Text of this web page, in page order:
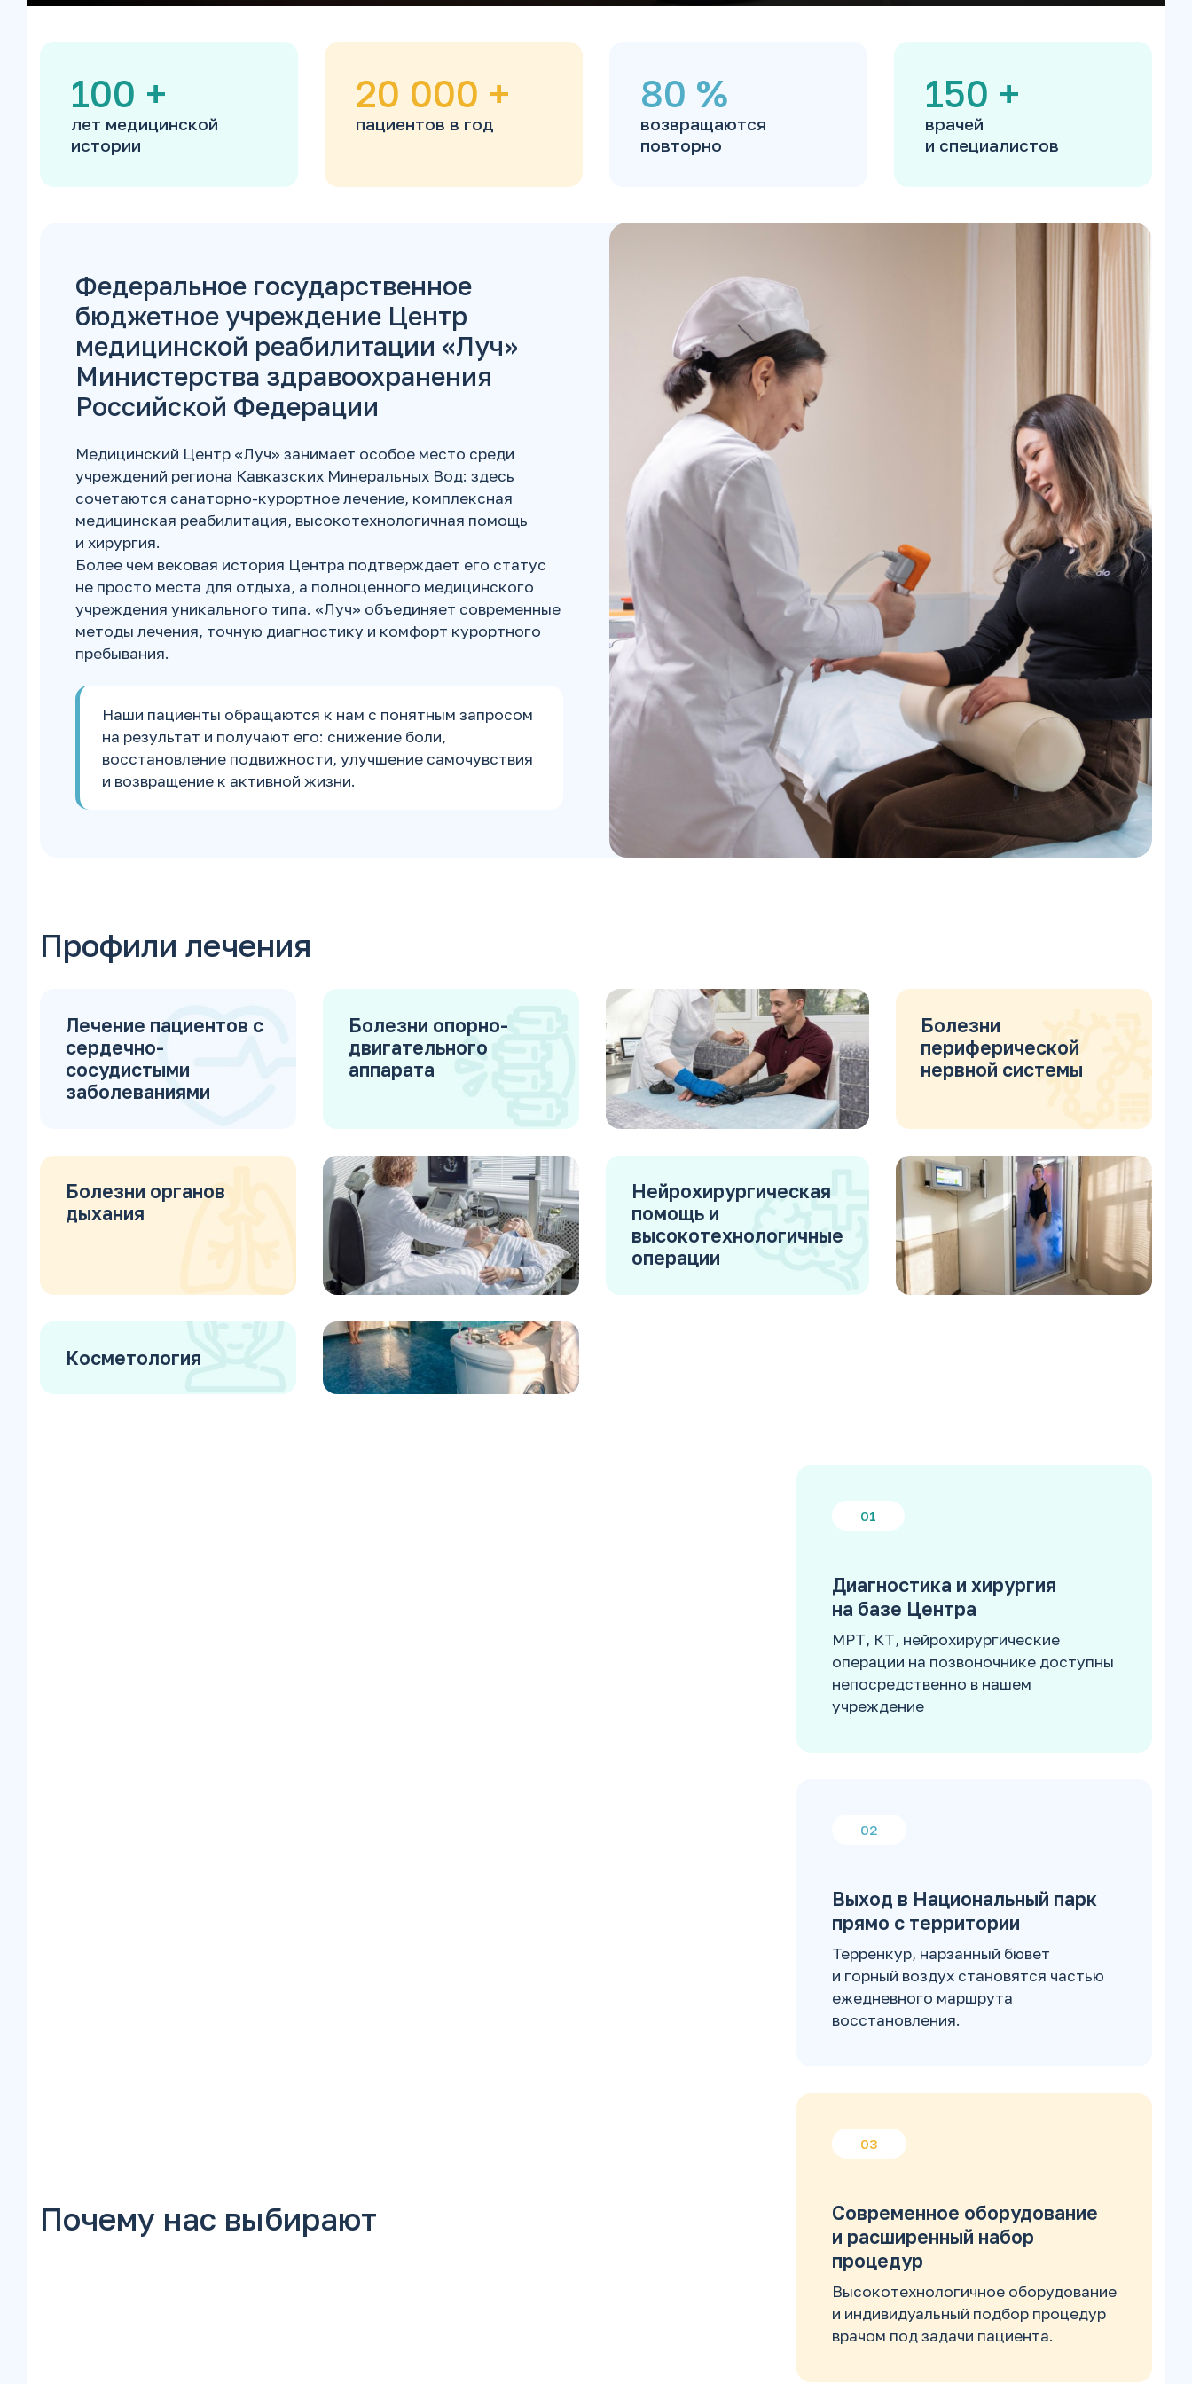
100 +
лет медицинской
истории
20 000 +
пациентов в год
80 %
возвращаются
повторно
150 +
врачей
и специалистов
Федеральное государственное
бюджетное учреждение Центр
медицинской реабилитации «Луч»
Министерства здравоохранения
Российской Федерации
Медицинский Центр «Луч» занимает особое место среди
учреждений региона Кавказских Минеральных Вод: здесь
сочетаются санаторно-курортноелечение, комплексная
медицинская реабилитация, высокотехнологичная помощь
и хирургия.
Более чем вековая история Центра подтверждает его статус
не просто места для отдыха, а полноценного медицинского
учреждения уникального типа. «Луч» объединяет современные
методы лечения, точную диагностику и комфорт курортного
пребывания.
Наши пациенты обращаются к нам с понятным запросом
на результат и получают его: снижение боли,
восстановление подвижности, улучшение самочувствия
и возвращение к активной жизни.
Профили лечения
Лечение пациентов с
сердечно-
сосудистыми
заболеваниями
Болезни опорно-
двигательного
аппарата
Болезни
периферической
нервной системы
Болезни органов
дыхания
Нейрохирургическая
помощь и
высокотехнологичные
операции
Косметология
Почему нас выбирают
01
Диагностика и хирургия
на базе Центра
МРТ, КТ, нейрохирургические
операции на позвоночнике доступны
непосредственно в нашем
учреждение
02
Выход в Национальный парк
прямо с территории
Терренкур, нарзанный бювет
и горный воздух становятся частью
ежедневного маршрута
восстановления.
03
Современное оборудование
и расширенный набор
процедур
Высокотехнологичное оборудование
и индивидуальный подбор процедур
врачом под задачи пациента.